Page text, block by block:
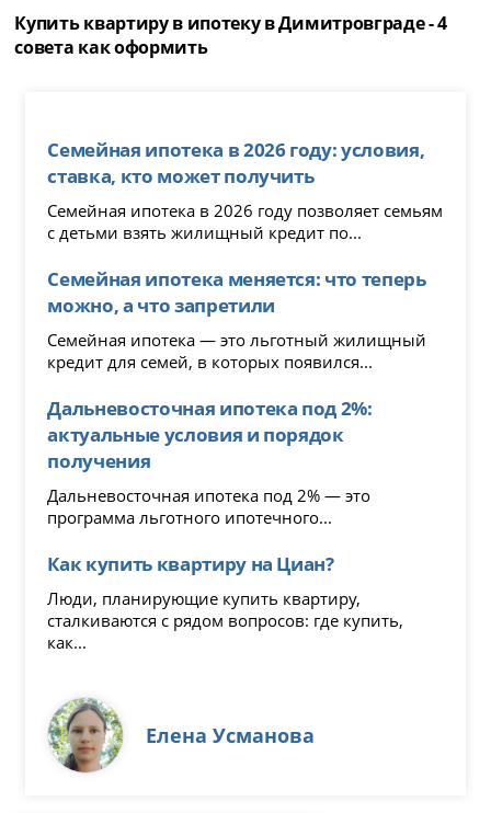
Купить квартиру в ипотеку в Димитровграде - 4
совета как оформить
Семейная ипотека в 2026 году: условия,
ставка, кто может получить
Семейная ипотека в 2026 году позволяет семьям
с детьми взять жилищный кредит по...
Семейная ипотека меняется: что теперь
можно, а что запретили
Семейная ипотека — это льготный жилищный
кредит для семей, в которых появился...
Дальневосточная ипотека под 2%:
актуальные условия и порядок
получения
Дальневосточная ипотека под 2% — это
программа льготного ипотечного...
Как купить квартиру на Циан?
Люди, планирующие купить квартиру,
сталкиваются с рядом вопросов: где купить,
как...
Елена Усманова